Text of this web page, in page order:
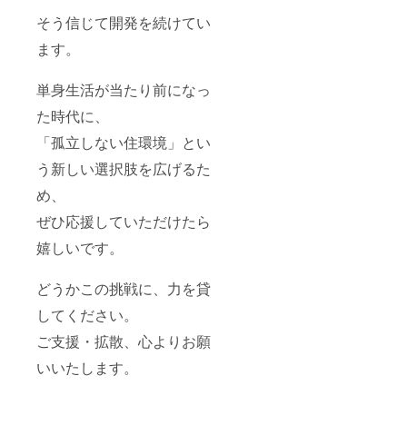
そう信じて開発を続けてい
ます。
単身生活が当たり前になっ
た時代に、
「孤立しない住環境」とい
う新しい選択肢を広げるた
め、
ぜひ応援していただけたら
嬉しいです。
どうかこの挑戦に、力を貸
してください。
ご支援・拡散、心よりお願
いいたします。